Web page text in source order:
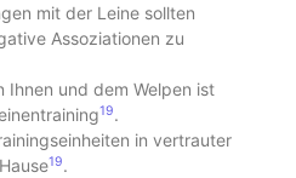
mit der Leine sollten
Assoziationen zu
Ihnen und dem Welpen ist
19.
in vertrauter
19.